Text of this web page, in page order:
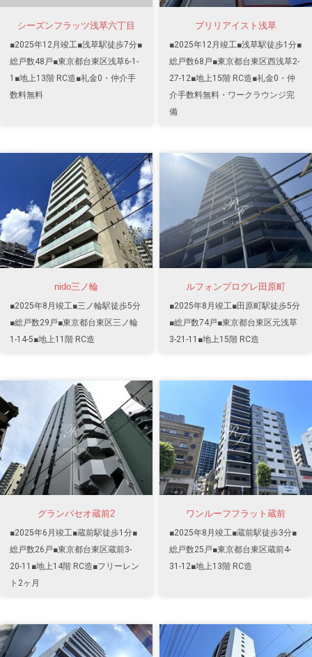
シーズンフラッツ浅草六丁目
■2025年12月竣工■浅草駅徒歩7分■
総戸数48戸■東京都台東区浅草6-1-
1■地上13階 RC造■礼金0・仲介手
数料無料
ブリリアイスト浅草
■2025年12月竣工■浅草駅徒歩1分■
総戸数68戸■東京都台東区西浅草2-
27-12■地上15階 RC造■礼金0・仲
介手数料無料・ワークラウンジ完
備
nido三ノ輪
■2025年8月竣工■三ノ輪駅徒歩5分
■総戸数29戸■東京都台東区三ノ輪
1-14-5■地上11階 RC造
ルフォンプログレ田原町
■2025年8月竣工■田原町駅徒歩5分
■総戸数74戸■東京都台東区元浅草
3-21-11■地上15階 RC造
グランパセオ蔵前2
■2025年6月竣工■蔵前駅徒歩1分■
総戸数26戸■東京都台東区蔵前3-
20-11■地上14階 RC造■フリーレン
ト2ヶ月
ワンルーフフラット蔵前
■2025年8月竣工■蔵前駅徒歩3分■
総戸数25戸■東京都台東区蔵前4-
31-12■地上13階 RC造